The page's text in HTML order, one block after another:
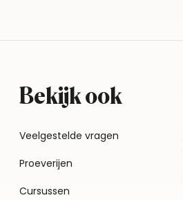
Bekijk ook
Veelgestelde vragen
Proeverijen
Cursussen